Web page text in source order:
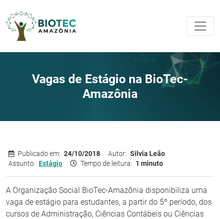
Vagas de Estágio na BioTec-
Amazônia
Publicado em: 24/10/2018 Autor: Silvia Leão
Assunto: Estágio Tempo de leitura: 1 minuto
A Organização Social BioTec-Amazônia disponibiliza uma
vaga de estágio para estudantes, a partir do 5º período, dos
cursos de Administração, Ciências Contábeis ou Ciências